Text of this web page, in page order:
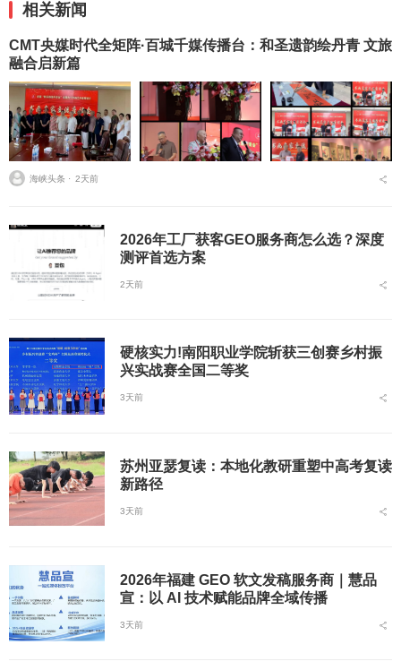
相关新闻
CMT央媒时代全矩阵·百城千媒传播台：和圣遗韵绘丹青 文旅
融合启新篇
海峡头条 ⋅ 2天前
2026年工厂获客GEO服务商怎么选？深度
测评首选方案
2天前
硬核实力!南阳职业学院斩获三创赛乡村振
兴实战赛全国二等奖
3天前
苏州亚瑟复读：本地化教研重塑中高考复读
新路径
3天前
2026年福建 GEO 软文发稿服务商｜慧品
宣：以 AI 技术赋能品牌全域传播
3天前